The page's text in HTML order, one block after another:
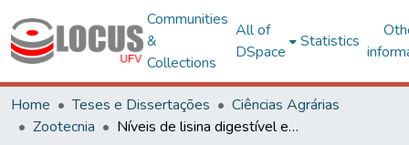
Communities
&
Collections
All of
DSpace
Statistics
Home Teses e Dissertações
Ciências Agrárias
Zootecnia
Níveis de lisina digestível em rações para galinhas poedeiras leves no período de 24 a 40 e de 42 a 58 semanas de idade